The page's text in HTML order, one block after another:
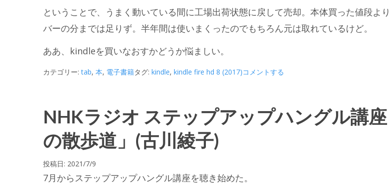
ということで、うまく動いている間に工場出荷状態に戻して売却。本体買った値段よ
バーの分までは足りず。半年間は使いまくったのでもちろん元は取れているけど。
ああ、kindleを買いなおすかどうか悩ましい。
カテゴリー:tab, 本, 電子書籍タグ: kindle, kindle fire hd 8 (2017)コメントする
NHKラジオ ステップアップハングル講
の散歩道」(古川綾子)
投稿日: 2021/7/9
7月からステップアップハングル講座を聴き始めた。